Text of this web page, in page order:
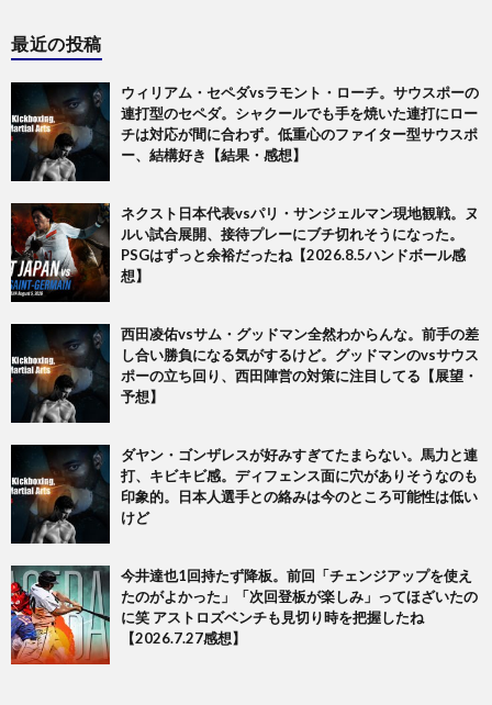
最近の投稿
ウィリアム・セペダvsラモント・ローチ。サウスポーの
連打型のセペダ。シャクールでも手を焼いた連打にロー
チは対応が間に合わず。低重心のファイター型サウスポ
ー、結構好き【結果・感想】
ネクスト日本代表vsパリ・サンジェルマン現地観戦。ヌ
ルい試合展開、接待プレーにブチ切れそうになった。
PSGはずっと余裕だったね【2026.8.5ハンドボール感
想】
西田凌佑vsサム・グッドマン全然わからんな。前手の差
し合い勝負になる気がするけど。グッドマンのvsサウス
ポーの立ち回り、西田陣営の対策に注目してる【展望・
予想】
ダヤン・ゴンザレスが好みすぎてたまらない。馬力と連
打、キビキビ感。ディフェンス面に穴がありそうなのも
印象的。日本人選手との絡みは今のところ可能性は低い
けど
今井達也1回持たず降板。前回「チェンジアップを使え
たのがよかった」「次回登板が楽しみ」ってほざいたの
に笑 アストロズベンチも見切り時を把握したね
【2026.7.27感想】